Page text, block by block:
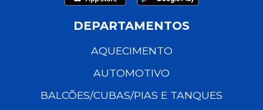
DEPARTAMENTOS
AQUECIMENTO
AUTOMOTIVO
BALCÕES/CUBAS/PIAS E TANQUES